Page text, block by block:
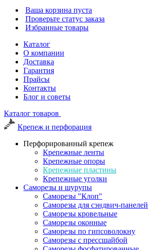
Ваша корзина пуста
Проверьте статус заказа
Избранные товары
Каталог
О компании
Доставка
Гарантия
Прайсы
Контакты
Блог и советы
Каталог товаров
Крепеж и перфорация
Перфорированный крепеж
Крепежные ленты
Крепежные опоры
Крепежные пластины
Крепежные уголки
Саморезы и шурупы
Саморезы "Клоп"
Саморезы для сэндвич-панелей
Саморезы кровельные
Саморезы оконные
Саморезы по гипсоволокну
Саморезы с прессшайбой